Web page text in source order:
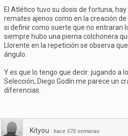
El Atlético tuvo su dosis de fortuna,
remates ajenos como en la creación de
si definir como suerte que no entraran
siempre hubo una pierna colchonera
Llorente en la repetición se observa
ángulo.
Y es que lo tengo que decir: jugando a
Selección, Diego Godín me parece un
diferencias.
Kityou · hace 570 semanas